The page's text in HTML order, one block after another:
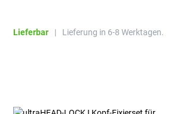
Lieferbar | Lieferung in 6-8 Werktagen.